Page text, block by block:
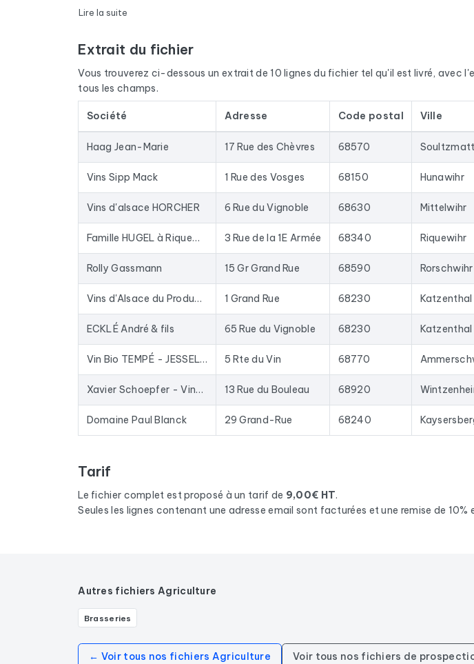
Chaque email du fichier passe par une vérification automatique via
Le fichier ne se limite pas aux emails. Pour chaque entreprise, vous disposez de
nom du dirigeant grâce à un croisement avec les sources officielles (fichier Sirène
Les données sont extraites de Google Maps et actualisées régulièrement. Ce
une base depuis des années : les entreprises fermées disparaissent à chaque
Concrètement, ce fichier sert à alimenter vos commerciaux en contacts
emailing du marché.
Lire la suite
Extrait du fichier
Vous trouverez ci-dessous un extrait de 10 lignes du fichier tel qu'il est livré, avec
tous les champs.
Société Adresse Code postal Ville
Haag Jean-Marie 17 Rue des Chèvres 68570 Soultzmatt
Vins Sipp Mack 1 Rue des Vosges 68150 Hunawihr
Vins d'alsace HORCHER 6 Rue du Vignoble 68630 Mittelwihr
Famille HUGEL à Riquewihr 3 Rue de la 1E Armée 68340 Riquewihr
Rolly Gassmann 15 Gr Grand Rue 68590 Rorschwihr
Vins d'Alsace du Producteur, SPANNAGEL Paul 1 Grand Rue 68230 Katzenthal
ECKLÉ André & fils 65 Rue du Vignoble 68230 Katzenthal
Vin Bio TEMPÉ - JESSEL Viticulteur Colmar Kaysersberg 5 Rte du Vin 68770
Xavier Schoepfer - Vins d'Alsace & Gîtes 13 Rue du Bouleau 68920
Domaine Paul Blanck 29 Grand-Rue 68240
Tarif
Le fichier complet est proposé à un tarif de 9,00€ HT.
Seules les lignes contenant une adresse email sont facturées et une remise de
Autres fichiers Agriculture
Brasseries
← Voir tous nos fichiers Agriculture Voir tous nos fichiers de